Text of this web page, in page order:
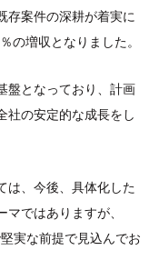
存案件の深耕が着実に
の増収となりました。
盤となっており、計画
社の安定的な成長をし
は、今後、具体化した
ではありますが、
実な前提で見込んでお